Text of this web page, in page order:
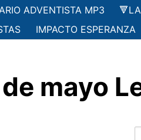
ADVENTISTA MP3
IMPACTO ESPERANZA
de mayo